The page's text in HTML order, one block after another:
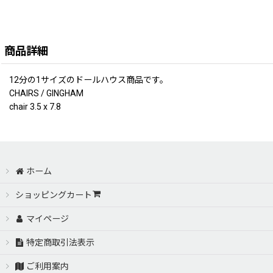
商品詳細
12分の1サイズのドールハウス商品です。
CHAIRS / GINGHAM
chair 3.5 x 7.8
ホーム
ショッピングカート
マイページ
特定商取引法表示
ご利用案内